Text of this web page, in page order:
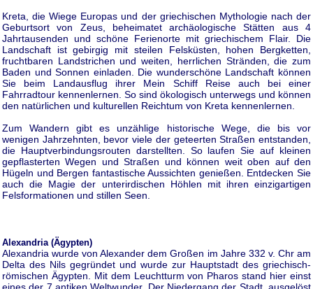
Kreta, die Wiege Europas und der griechischen Mythologie nach der
Geburtsort von Zeus, beheimatet archäologische Stätten aus 4
Jahrtausenden und schöne Ferienorte mit griechischem Flair. Die
Landschaft ist gebirgig mit steilen Felsküsten, hohen Bergketten,
fruchtbaren Landstrichen und weiten, herrlichen Stränden, die zum
Baden und Sonnen einladen. Die wunderschöne Landschaft können
Sie beim Landausflug ihrer Mein Schiff Reise auch bei einer
Fahrradtour kennenlernen. So sind ökologisch unterwegs und können
den natürlichen und kulturellen Reichtum von Kreta kennenlernen.
Zum Wandern gibt es unzählige historische Wege, die bis vor
wenigen Jahrzehnten, bevor viele der geteerten Straßen entstanden,
die Hauptverbindungsrouten darstellten. So laufen Sie auf kleinen
gepflasterten Wegen und Straßen und können weit oben auf den
Hügeln und Bergen fantastische Aussichten genießen. Entdecken Sie
auch die Magie der unterirdischen Höhlen mit ihren einzigartigen
Felsformationen und stillen Seen.
Alexandria (Ägypten)
Alexandria wurde von Alexander dem Großen im Jahre 332 v. Chr am
Delta des Nils gegründet und wurde zur Hauptstadt des griechisch-
römischen Ägypten. Mit dem Leuchtturm von Pharos stand hier einst